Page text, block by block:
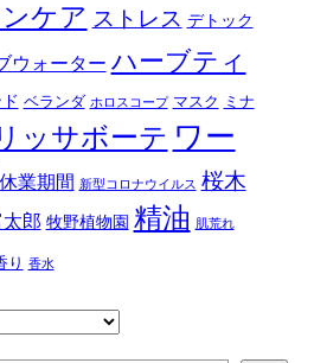
ケア ストレス デトック
ウォーター ハーブティ
ベランダ ホロスコープ マスク ミナ
ッサボーテ ワー
休業期間 新型コロナウイルス 桜木
郎 牧野植物園 精油 肌荒れ
り 香水